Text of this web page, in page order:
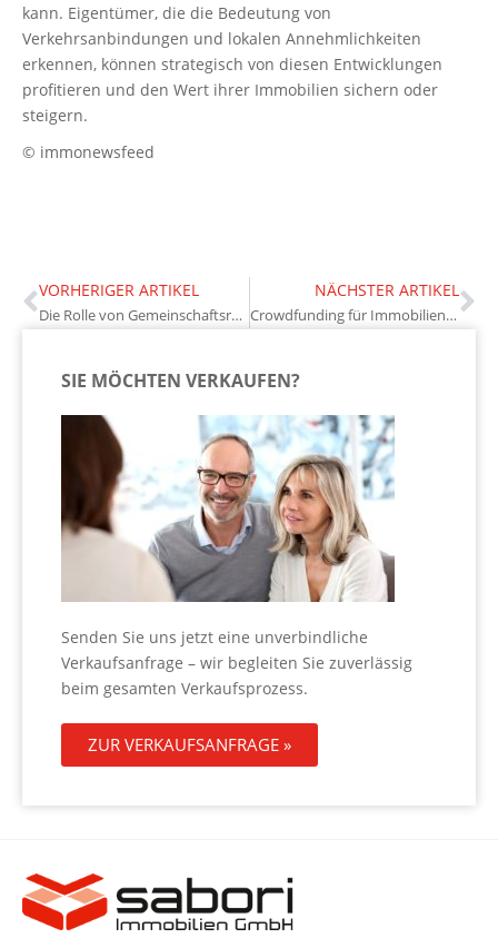
kann. Eigentümer, die die Bedeutung von
Verkehrsanbindungen und lokalen Annehmlichkeiten
erkennen, können strategisch von diesen Entwicklungen
profitieren und den Wert ihrer Immobilien sichern oder
steigern.
© immonewsfeed
VORHERIGER ARTIKEL
Die Rolle von Gemeinschaftsräumen in Wohnanlagen: Mehrwert für Eigentümer
NÄCHSTER ARTIKEL
Crowdfunding für Immobilien: Eine neue Finanzierungsquelle für Eigentümer
SIE MÖCHTEN VERKAUFEN?
Senden Sie uns jetzt eine unverbindliche
Verkaufsanfrage – wir begleiten Sie zuverlässig
beim gesamten Verkaufsprozess.
ZUR VERKAUFSANFRAGE »